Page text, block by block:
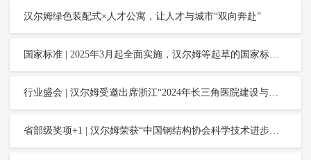
汉尔姆绿色装配式×人才公寓，让人才与城市“双向奔赴”
国家标准 | 2025年3月起全面实施，汉尔姆等起草的国家标准《适老家具 通用技术要求》正式发布
行业盛会 | 汉尔姆受邀出席浙江“2024年长三角医院建设与运维大会”，分享“新型建筑工业化在医院建设中的理论与实践”
省部级奖项+1 | 汉尔姆荣获“中国钢结构协会科学技术进步奖特等奖”